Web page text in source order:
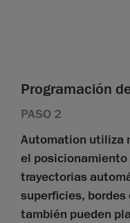
Programación
PASO 2
Automation utiliza
el posicionamiento
trayectorias
superficies,
también pueden